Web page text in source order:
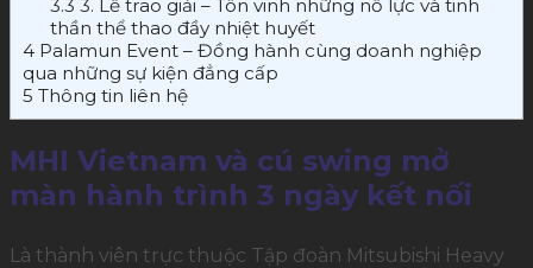
3.3 3. Lễ trao giải – Tôn vinh những nỗ lực và tinh
thần thể thao đầy nhiệt huyết
4 Palamun Event – Đồng hành cùng doanh nghiệp
qua những sự kiện đẳng cấp
5 Thông tin liên hệ
MHI Vietnam và cú swing mở
màn hành trình 3 ngày kết nối
Là thành viên trực thuộc Tập đoàn Mitsubishi Heavy